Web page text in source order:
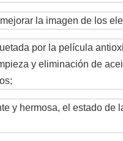
la imagen de los
por la película
y eliminación de
y hermosa, el estado